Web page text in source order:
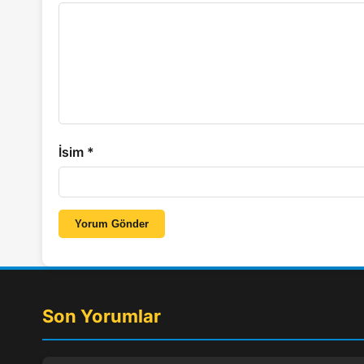
İsim *
Yorum Gönder
Son Yorumlar